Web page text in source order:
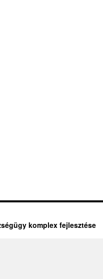
komplex fejlesztése